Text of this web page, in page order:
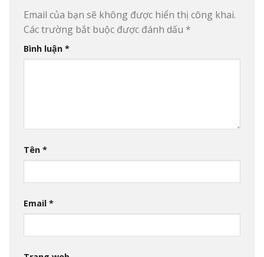
Email của bạn sẽ không được hiển thị công khai.
Các trường bắt buộc được đánh dấu *
Bình luận *
Tên *
Email *